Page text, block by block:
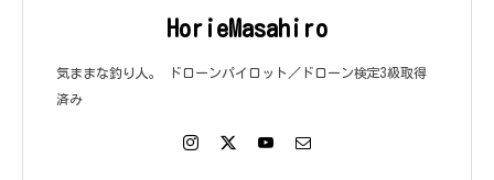
HorieMasahiro
気ままな釣り人。 ドローンパイロット／ドローン検定3級取得
済み